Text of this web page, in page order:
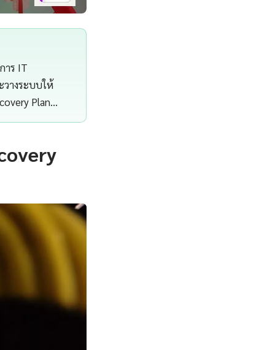
าร IT
างระบบให้
Plan…